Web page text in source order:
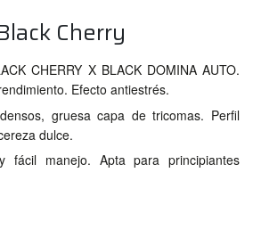
Cherry
CHERRY X BLACK DOMINA AUTO.
Efecto antiestrés.
gruesa capa de tricomas. Perfil
dulce.
fácil manejo. Apta para principiantes